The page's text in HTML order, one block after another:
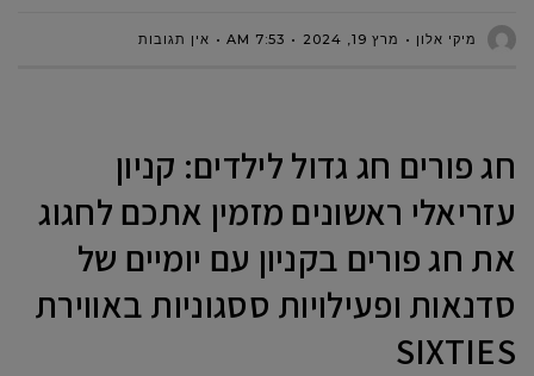
מיקי אלון מרץ 19, 2024 7:53 AM אין תגובות
חג פורים חג גדול לילדים: קניון
עזריאלי ראשונים מזמין אתכם לחגוג
את חג פורים בקניון עם יומיים של
סדנאות ופעילויות ססגוניות באווירת
SIXTIES